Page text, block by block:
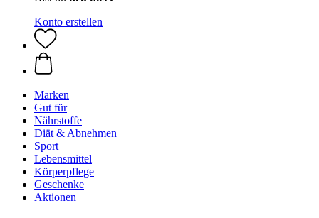
Konto erstellen
Marken
Gut für
Nährstoffe
Diät & Abnehmen
Sport
Lebensmittel
Körperpflege
Geschenke
Aktionen